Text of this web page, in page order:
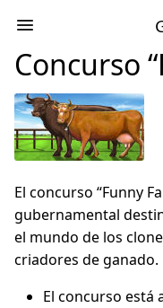
Concurso
El concurso “Funny
gubernamental
el mundo de los
criadores de ganado.
El concurso está